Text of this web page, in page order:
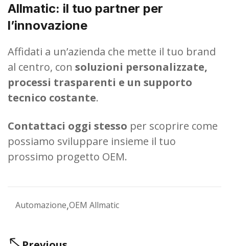
Allmatic: il tuo partner per
l’innovazione
Affidati a un’azienda che mette il tuo brand
al centro, con soluzioni personalizzate,
processi trasparenti e un supporto
tecnico costante.
Contattaci oggi stesso per scoprire come
possiamo sviluppare insieme il tuo
prossimo progetto OEM.
Automazione,OEM Allmatic